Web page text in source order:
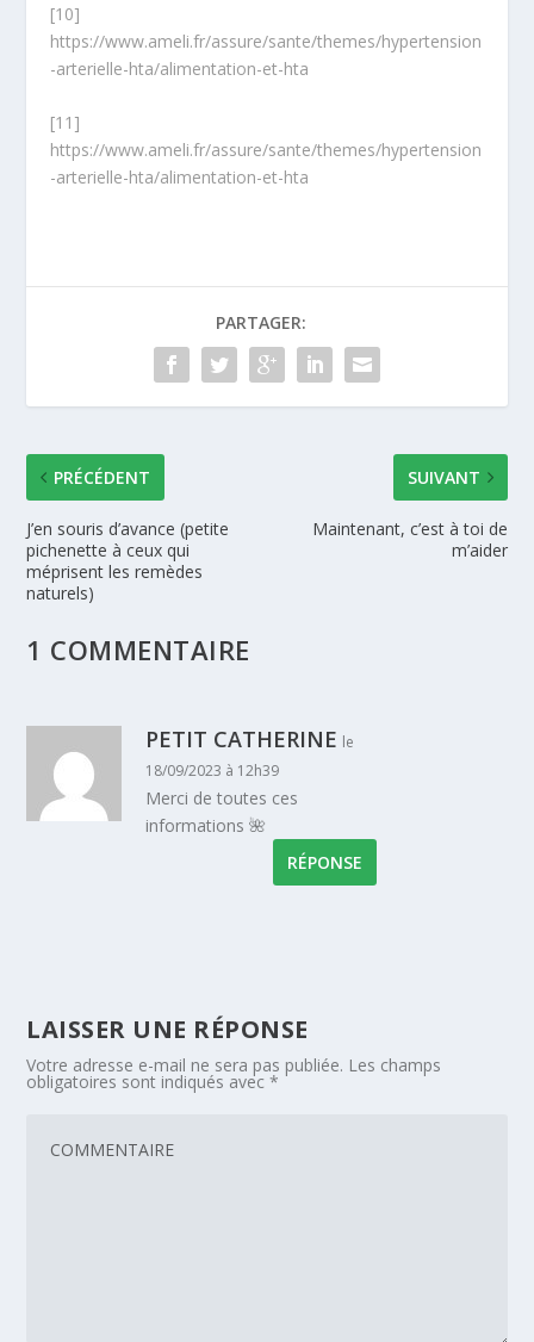
[10]
https://www.ameli.fr/assure/sante/themes/hypertension
-arterielle-hta/alimentation-et-hta
[11]
https://www.ameli.fr/assure/sante/themes/hypertension
-arterielle-hta/alimentation-et-hta
PARTAGER:
PRÉCÉDENT
J’en souris d’avance (petite
pichenette à ceux qui
méprisent les remèdes
naturels)
SUIVANT
Maintenant, c’est à toi de
m’aider
1 COMMENTAIRE
PETIT CATHERINE le
18/09/2023 à 12h39
Merci de toutes ces
informations 🌺
RÉPONSE
LAISSER UNE RÉPONSE
Votre adresse e-mail ne sera pas publiée. Les champs
obligatoires sont indiqués avec*